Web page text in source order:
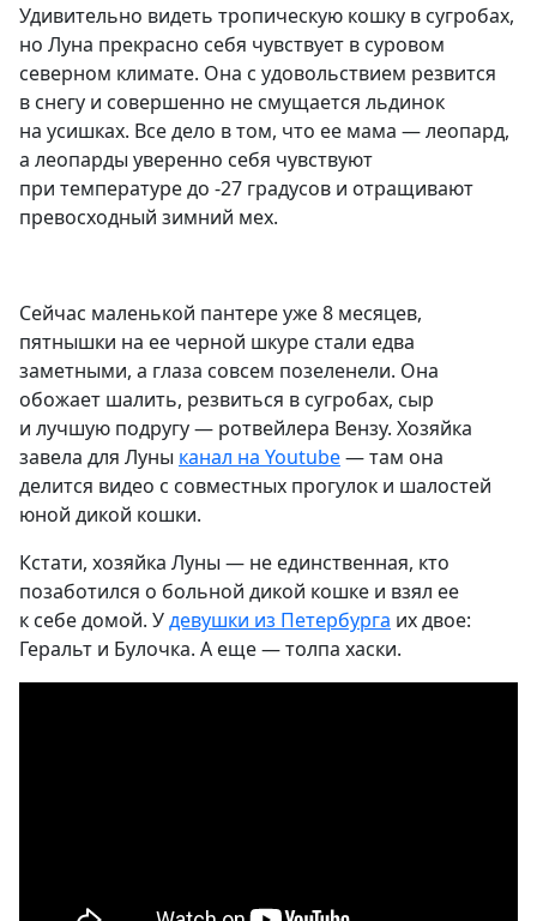
Удивительно видеть тропическую кошку в сугробах,
но Луна прекрасно себя чувствует в суровом
северном климате. Она с удовольствием резвится
в снегу и совершенно не смущается льдинок
на усишках. Все дело в том, что ее мама — леопард,
а леопарды уверенно себя чувствуют
при температуре до -27 градусов и отращивают
превосходный зимний мех.
Сейчас маленькой пантере уже 8 месяцев,
пятнышки на ее черной шкуре стали едва
заметными, а глаза совсем позеленели. Она
обожает шалить, резвиться в сугробах, сыр
и лучшую подругу — ротвейлера Вензу. Хозяйка
завела для Луны канал на Youtube— там она
делится видео с совместных прогулок и шалостей
юной дикой кошки.
Кстати, хозяйка Луны — не единственная, кто
позаботился о больной дикой кошке и взял ее
к себе домой. Удевушки из Петербурга их двое:
Геральт и Булочка. А еще — толпа хаски.